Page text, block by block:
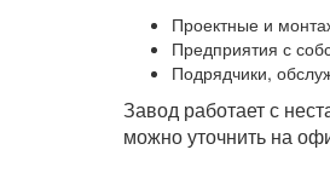
Проектные и
Предприятия с
Подрядчики,
Завод работает с
можно уточнить на